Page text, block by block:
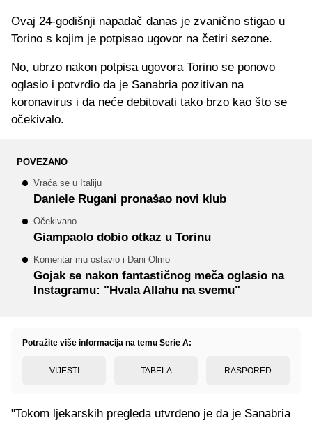
Ovaj 24-godišnji napadač danas je zvanično stigao u
Torino s kojim je potpisao ugovor na četiri sezone.
No, ubrzo nakon potpisa ugovora Torino se ponovo
oglasio i potvrdio da je Sanabria pozitivan na
koronavirus i da neće debitovati tako brzo kao što se
očekivalo.
POVEZANO
Vraća se u Italiju
Daniele Rugani pronašao novi klub
Očekivano
Giampaolo dobio otkaz u Torinu
Komentar mu ostavio i Dani Olmo
Gojak se nakon fantastičnog meča oglasio na
Instagramu: "Hvala Allahu na svemu"
Potražite više informacija na temu Serie A:
VIJESTI TABELA RASPORED
"Tokom ljekarskih pregleda utvrđeno je da je Sanabria